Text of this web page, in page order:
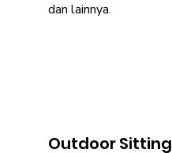
dan lainnya.
Outdoor Sitting